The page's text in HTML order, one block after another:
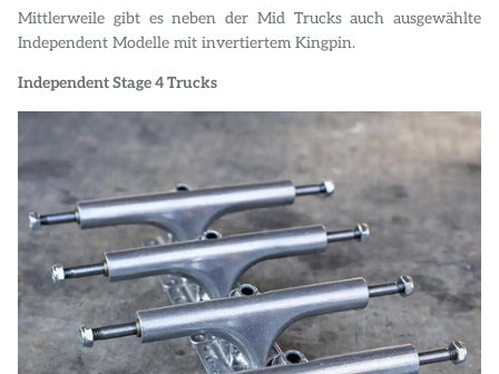
Mittlerweile gibt es neben der Mid Trucks auch ausgewählte
Independent Modelle mit invertiertem Kingpin.
Independent Stage 4 Trucks